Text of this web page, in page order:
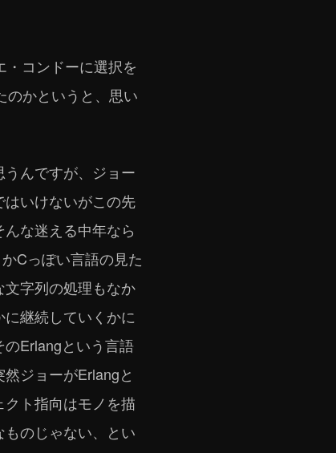
コンドーに選択を
のかというと、思い
んですが、ジョー
いけないがこの先
な迷える中年なら
Cっぽい言語の見た
字列の処理もなか
継続していくかに
Erlangという言語
ジョーがErlangと
ト指向はモノを描
のじゃない、とい